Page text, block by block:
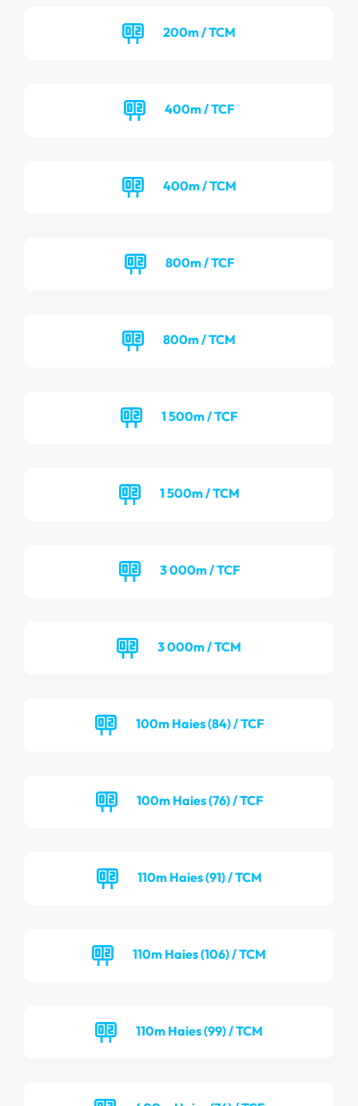
200m / TCM
400m / TCF
400m / TCM
800m / TCF
800m / TCM
1 500m / TCF
1 500m / TCM
3 000m / TCF
3 000m / TCM
100m Haies (84) / TCF
100m Haies (76) / TCF
110m Haies (91) / TCM
110m Haies (106) / TCM
110m Haies (99) / TCM